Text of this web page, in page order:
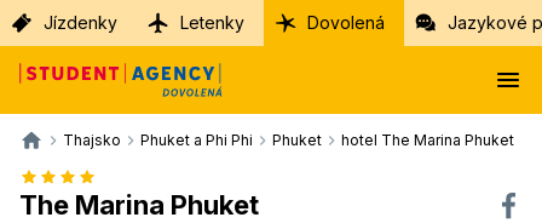
Jízdenky Letenky Dovolená Jazykové
Thajsko Phuket a Phi Phi Phuket hotel The Marina Phuket
The Marina Phuket